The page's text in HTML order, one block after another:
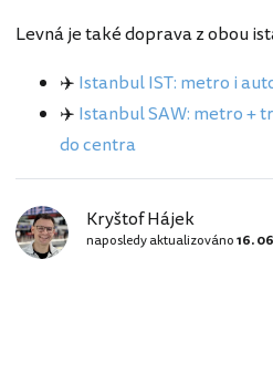
Levná je také doprava z obou
✈️ Istanbul IST: metro i
✈️ Istanbul SAW: metro +
do centra
Kryštof Hájek
naposledy aktualizováno16.